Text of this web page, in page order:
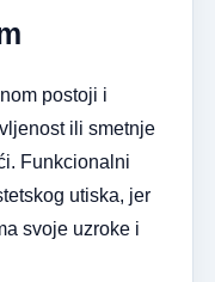
postoji i
ili smetnje
Funkcionalni
utiska, jer
svoje uzroke i